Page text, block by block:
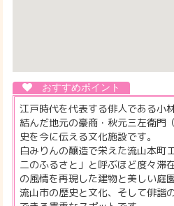
江戸時代を代表する俳人である小
結んだ地元の豪商・秋元三左衛門
史を今に伝える文化施設です。
白みりんの醸造で栄えた流山本町
二のふるさと」と呼ぶほど度々滞
の風情を再現した建物と美しい庭
流山市の歴史と文化、そして俳諧